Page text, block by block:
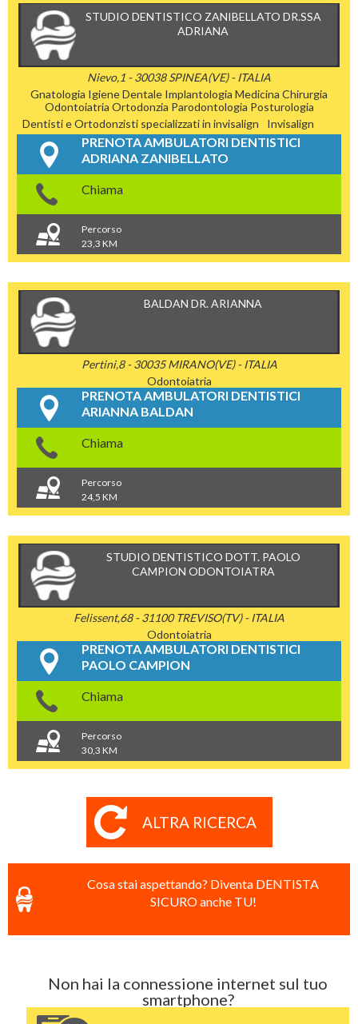
STUDIO DENTISTICO ZANIBELLATO DR.SSA
ADRIANA
Nievo,1 - 30038 SPINEA(VE) - ITALIA
Gnatologia Igiene Dentale Implantologia Medicina Chirurgia
Odontoiatria Ortodonzia Parodontologia Posturologia
Dentisti e Ortodonzisti specializzati in invisalign
Invisalign
PRENOTA AMBULATORI DENTISTICI
ADRIANA ZANIBELLATO
Chiama
Percorso
23,3 KM
BALDAN DR. ARIANNA
Pertini,8 - 30035 MIRANO(VE) - ITALIA
Odontoiatria
PRENOTA AMBULATORI DENTISTICI
ARIANNA BALDAN
Chiama
Percorso
24,5 KM
STUDIO DENTISTICO DOTT. PAOLO
CAMPION ODONTOIATRA
Felissent,68 - 31100 TREVISO(TV) - ITALIA
Odontoiatria
PRENOTA AMBULATORI DENTISTICI
PAOLO CAMPION
Chiama
Percorso
30,3 KM
ALTRA RICERCA
Cosa stai aspettando? Diventa DENTISTA
SICURO anche TU!
Non hai la connessione internet sul tuo
smartphone?